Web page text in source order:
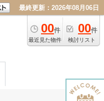
最終更新：2026年08月06日
00件
最近見た物件
00件
検討リスト